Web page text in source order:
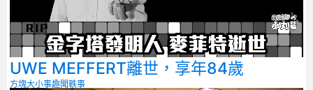
UWE MEFFERT離世，享年84歲
方塊大小事趣聞軼事